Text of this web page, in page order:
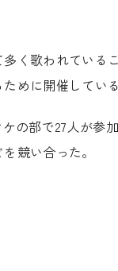
く歌われている
めに開催している
の部で27人が参
競い合った。